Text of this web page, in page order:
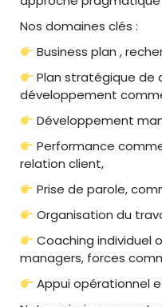
Nos domaines clés :
Business plan ,
Plan stratégique de
développement
Développement
Performance
relation client,
Prise de parole,
Organisation du
Coaching individuel
managers, forces
Appui opérationnel